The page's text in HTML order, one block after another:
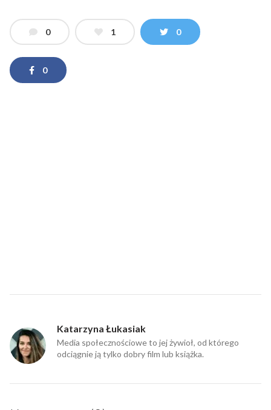
0 1 0
0
Katarzyna Łukasiak
Media społecznościowe to jej żywioł, od którego
odciągnie ją tylko dobry film lub książka.